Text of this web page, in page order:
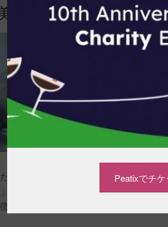
味しくする雪室貯蔵
天然の冷蔵庫です。山形には冷蔵庫
という伝統がありました。雪室は、
があり、この雪室での保存環境が、
Peatixでチ